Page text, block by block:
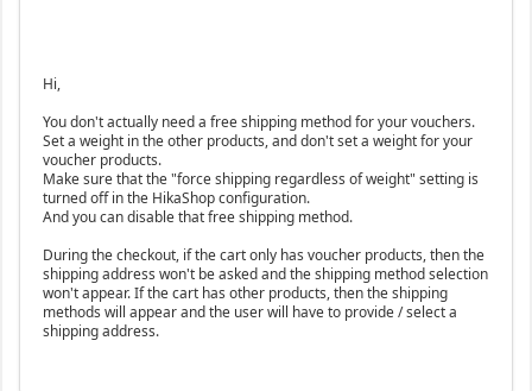
Hi,
You don't actually need a free shipping method for your vouchers.
Set a weight in the other products, and don't set a weight for your
voucher products.
Make sure that the "force shipping regardless of weight" setting is
turned off in the HikaShop configuration.
And you can disable that free shipping method.
During the checkout, if the cart only has voucher products, then the
shipping address won't be asked and the shipping method selection
won't appear. If the cart has other products, then the shipping
methods will appear and the user will have to provide / select a
shipping address.